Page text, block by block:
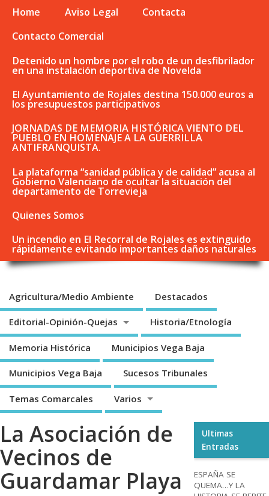
Home Aviso Legal
Contacta
Contacto Comercial
Detenido un hombre por el robo de un desfibrilador
en una instalación deportiva de Novelda
El Ayuntamiento de Rojales destina 150.000 euros a
los presupuestos participativos
JORNADAS DE MEMORIA HISTÓRICA VIENTO DEL
PUEBLO EN HOMENAJE A LA GUERRILLA
ANTIFRANQUISTA.
La plataforma “sanidad pública y de calidad” acusa al
Gobierno Valenciano de ocultar la situación del
departamento de Torrevieja
Quienes Somos
Un incendio en El Recorral de Rojales es extinguido
rápidamente evitando importantes daños naturales
Agricultura/Medio Ambiente Destacados
Editorial-Opinión-Quejas Historia/Etnología
Memoria Histórica Municipios Vega Baja
Municipios Vega Baja Sucesos Tribunales
Temas Comarcales Varios
La Asociación de
Vecinos de
Guardamar Playa
Ultimas
Entradas
ESPAÑA SE
QUEMA…Y LA